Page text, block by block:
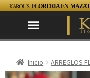
KAROL´S FLORERIA EN
Inicio ARREGLOS